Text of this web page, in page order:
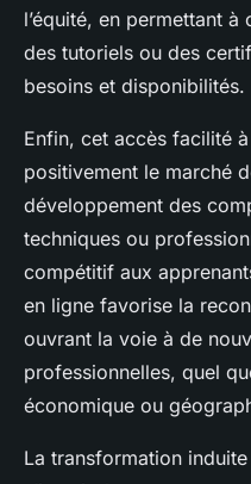
l’équité, en permettant
des tutoriels ou des
besoins et disponibilités.
Enfin, cet accès facilité
positivement le marché
développement des
techniques ou
compétitif aux
en ligne favorise la
ouvrant la voie à de
professionnelles, quel
économique ou
La transformation